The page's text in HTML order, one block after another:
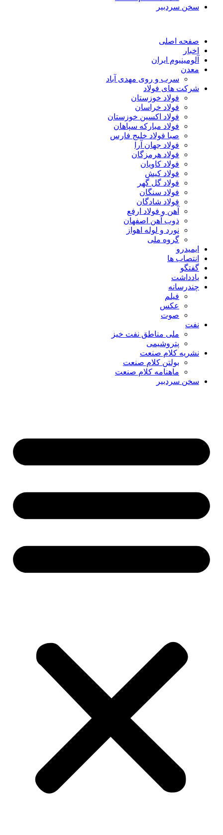
سخن سردبیر
صفحه اصلی
اخبار
آلومینیوم ایران
معدن
سرب و روی مهدی آباد
شرکت های فولاد
فولاد خوزستان
فولاد خراسان
فولاد اکسین خوزستان
فولاد مبارکه سپاهان
صبا فولاد خلیج فارس
فولاد جهان آرا
فولاد هرمزگان
فولاد کاویان
فولاد کیش
فولاد گل گهر
فولاد سنگان
فولاد شادگان
آهن و فولاد ارفع
ذوب آهن اصفهان
نورد و لوله اهواز
گروه ملی
ایمیدرو
انتصاب ها
گفتگو
یادداشت
چندرسانه
فیلم
عکس
صوت
نفت
ملی مناطق نفت خیز
پتروشیمی
نشریه کلام صنعت
بولتن کلام صنعت
ماهنامه کلام صنعت
سخن سردبیر